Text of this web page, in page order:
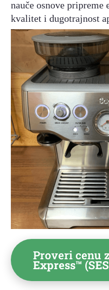
nauče osnove pripreme
kvalitet i dugotrajnost
Proveri cenu
Express™